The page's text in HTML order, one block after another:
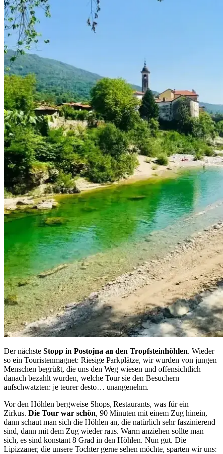
Der nächste Stopp in Postojna an den Tropfsteinhöhlen. Wieder
so ein Touristenmagnet: Riesige Parkplätze, wir wurden von jungen
Menschen begrüßt, die uns den Weg wiesen und offensichtlich
danach bezahlt wurden, welche Tour sie den Besuchern
aufschwatzten: je teurer desto… unangenehm.
Vor den Höhlen bergweise Shops, Restaurants, was für ein
Zirkus. Die Tour war schön, 90 Minuten mit einem Zug hinein,
dann schaut man sich die Höhlen an, die natürlich sehr faszinierend
sind, dann mit dem Zug wieder raus. Warm anziehen sollte man
sich, es sind konstant 8 Grad in den Höhlen. Nun gut. Die
Lipizzaner, die unsere Tochter gerne sehen möchte, sparten wir uns: